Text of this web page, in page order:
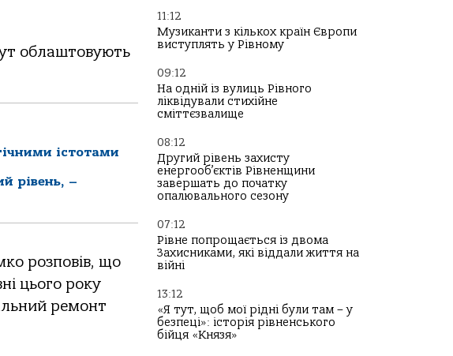
облаштовують
істотами
рівень, –
розповів, що
цього року
ремонт
11:12
Музиканти з кількох країн Європи
виступлять у Рівному
09:12
На одній із вулиць Рівного
ліквідували стихійне
сміттєзвалище
08:12
Другий рівень захисту
енергооб’єктів Рівненщини
завершать до початку
опалювального сезону
07:12
Рівне попрощається із двома
Захисниками, які віддали життя на
війні
13:12
«Я тут, щоб мої рідні були там – у
безпеці»: історія рівненського
бійця «Князя»